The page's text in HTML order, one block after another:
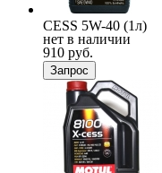
CESS 5W-40 (1л)
нет в наличии
910 руб.
Запрос